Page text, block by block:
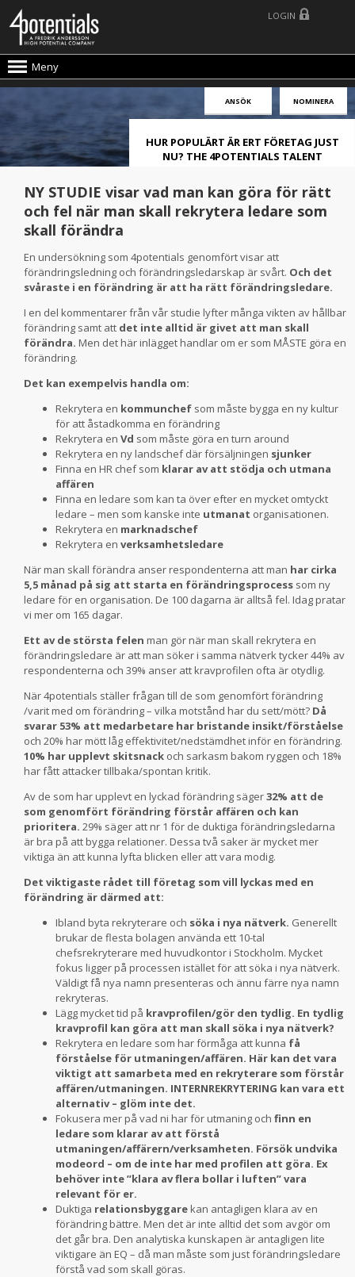
Meny
LOGIN
ANSÖK NOMINERA
HUR POPULÄRT ÄR ERT FÖRETAG JUST
NU? THE 4POTENTIALS TALENT
NY STUDIE visar vad man kan göra för rätt
och fel när man skall rekrytera ledare som
skall förändra
En undersökning som 4potentials genomfört visar att
förändringsledning och förändringsledarskap är svårt. Och det
svåraste i en förändring är att ha rätt förändringsledare.
I en del kommentarer från vår studie lyfter många vikten av hållbar
förändring samt att det inte alltid är givet att man skall
förändra. Men det här inlägget handlar om er som MÅSTE göra en
förändring.
Det kan exempelvis handla om:
Rekrytera en kommunchef som måste bygga en ny kultur
för att åstadkomma en förändring
Rekrytera en Vd som måste göra en turn around
Rekrytera en ny landschef där försäljningen sjunker
Finna en HR chef som klarar av att stödja och utmana
affären
Finna en ledare som kan ta över efter en mycket omtyckt
ledare – men som kanske inte utmanat organisationen.
Rekrytera en marknadschef
Rekrytera en verksamhetsledare
När man skall förändra anser respondenterna att man har cirka
5,5 månad på sig att starta en förändringsprocess som ny
ledare för en organisation. De 100 dagarna är alltså fel. Idag pratar
vi mer om 165 dagar.
Ett av de största felen man gör när man skall rekrytera en
förändringsledare är att man söker i samma nätverk tycker 44% av
respondenterna och 39% anser att kravprofilen ofta är otydlig.
När 4potentials ställer frågan till de som genomfört förändring
/varit med om förändring – vilka motstånd har du sett/mött? Då
svarar 53% att medarbetare har bristande insikt/förståelse
och 20% har mött låg effektivitet/nedstämdhet inför en förändring.
10% har upplevt skitsnack och sarkasm bakom ryggen och 18%
har fått attacker tillbaka/spontan kritik.
Av de som har upplevt en lyckad förändring säger32% att de
som genomfört förändring förstår affären och kan
prioritera. 29% säger att nr 1 för de duktiga förändringsledarna
är bra på att bygga relationer. Dessa två saker är mycket mer
viktiga än att kunna lyfta blicken eller att vara modig.
Det viktigaste rådet till företag som vill lyckas med en
förändring är därmed att:
Ibland byta rekryterare och söka i nya nätverk. Generellt
brukar de flesta bolagen använda ett 10-tal
chefsrekryterare med huvudkontor i Stockholm. Mycket
fokus ligger på processen istället för att söka i nya nätverk.
Väldigt få nya namn presenteras och ännu färre nya namn
rekryteras.
Lägg mycket tid på kravprofilen/gör den tydlig. En tydlig
kravprofil kan göra att man skall söka i nya nätverk?
Rekrytera en ledare som har förmåga att kunna få
förståelse för utmaningen/affären. Här kan det vara
viktigt att samarbeta med en rekryterare som förstår
affären/utmaningen. INTERNREKRYTERING kan vara ett
alternativ – glöm inte det.
Fokusera mer på vad ni har för utmaning och finn en
ledare som klarar av att förstå
utmaningen/affärern/verksamheten. Försök undvika
modeord – om de inte har med profilen att göra. Ex
behöver inte ”klara av flera bollar i luften” vara
relevant för er.
Duktiga relationsbyggare kan antagligen klara av en
förändring bättre. Men det är inte alltid det som avgör om
det går bra. Den analytiska kunskapen är antagligen lite
viktigare än EQ – då man måste som just förändringsledare
förstå vad som skall göras.